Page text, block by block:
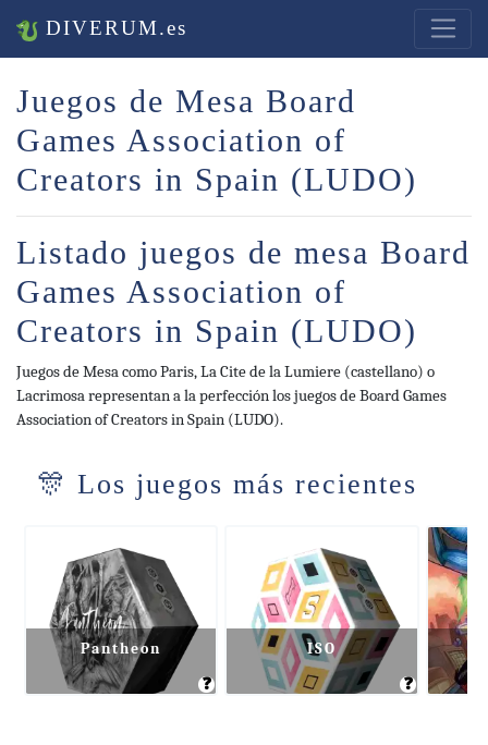
DIVERUM.es
Juegos de Mesa Board
Games Association of
Creators in Spain (LUDO)
Listado juegos de mesa Board
Games Association of
Creators in Spain (LUDO)
Juegos de Mesa como Paris, La Cite de la Lumiere (castellano) o
Lacrimosa representan a la perfección los juegos de Board Games
Association of Creators in Spain (LUDO).
🎊 Los juegos más recientes
Pantheon
❓
ISO
❓